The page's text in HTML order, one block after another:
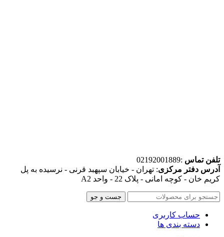
تلفن تماس :02192001889
آدرس دفتر مرکزی: تهران - خیابان سپهبد قرنی - نرسیده به پل
کریم خان - کوچه امانی - پلاک 22 - واحد A2
جست و جو
حساب کاربری
دسته بندی ها